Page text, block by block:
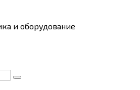
и оборудование